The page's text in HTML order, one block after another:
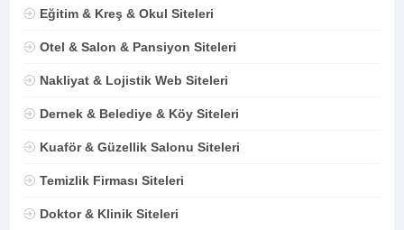
Eğitim & Kreş & Okul Siteleri
Otel & Salon & Pansiyon Siteleri
Nakliyat & Lojistik Web Siteleri
Dernek & Belediye & Köy Siteleri
Kuaför & Güzellik Salonu Siteleri
Temizlik Firması Siteleri
Doktor & Klinik Siteleri